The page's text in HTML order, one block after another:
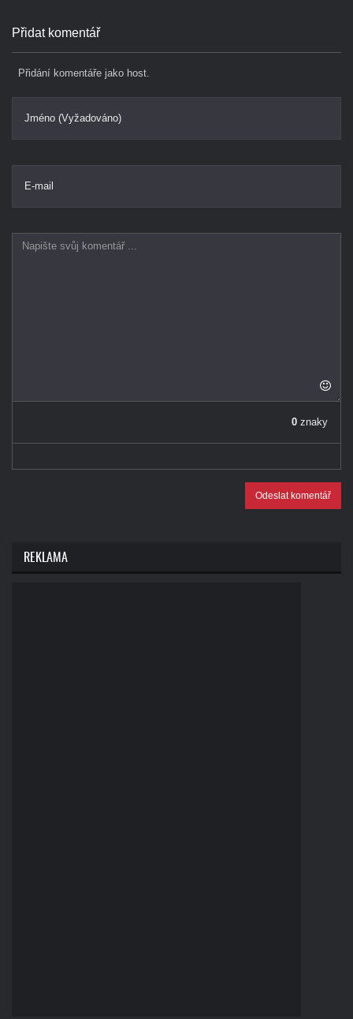
Přidat komentář
Přidání komentáře jako host.
Jméno (Vyžadováno)
E-mail
0 znaky
Odeslat komentář
REKLAMA